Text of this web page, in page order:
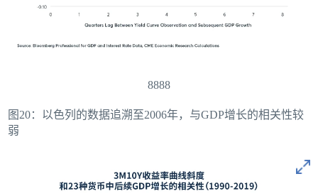
8888
图20：以色列的数据追溯至2006年，与GDP增长的相关性较
弱